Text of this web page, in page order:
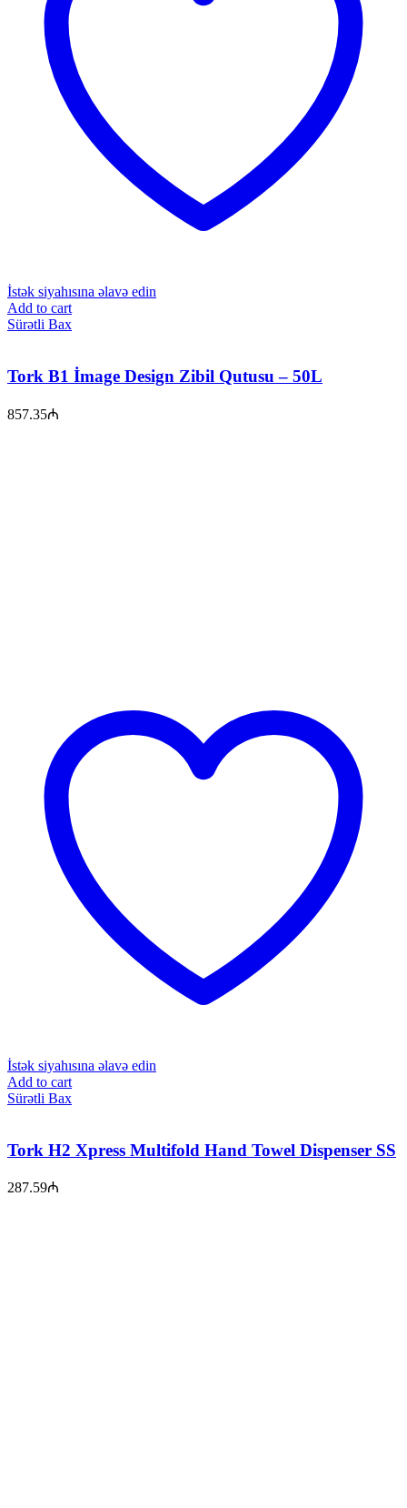
İstək siyahısına əlavə edin
Add to cart
Sürətli Bax
Tork B1 İmage Design Zibil Qutusu – 50L
857.35₼
İstək siyahısına əlavə edin
Add to cart
Sürətli Bax
Tork H2 Xpress Multifold Hand Towel Dispenser SS
287.59₼